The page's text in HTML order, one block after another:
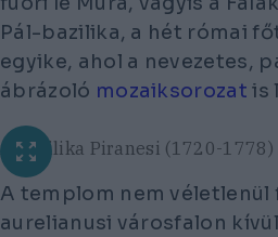
Pál-bazilika, a hét római
egyike, ahol a nevezetes,
ábrázoló mozaiksorozat is
A bazilika Piranesi (1720-1778)
A templom nem véletlenül
aurelianusi városfalon